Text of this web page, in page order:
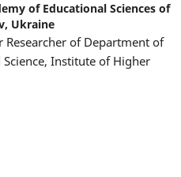
of Educational Sciences of
Ukraine
of Department of
Institute of Higher